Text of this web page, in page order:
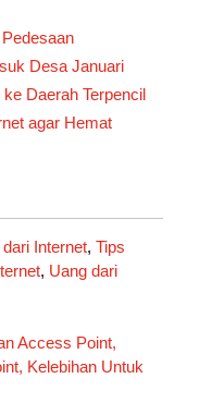
Desa Januari
Daerah Terpencil
agar Hemat
Internet, Tips
, Uang dari
Access Point,
Kelebihan Untuk